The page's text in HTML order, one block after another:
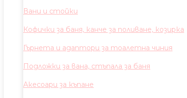
Вани и стойки
Кофички за баня, канче за поливане, козирка
Гърнета и адаптори за тоалетна чиния
Подложки за вана, стъпала за баня
Акесоари за къпане